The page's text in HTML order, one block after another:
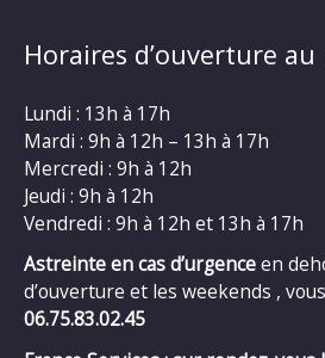
Horaires d’ouverture au
Lundi : 13h à 17h
Mardi : 9h à 12h – 13h à 17h
Mercredi : 9h à 12h
Jeudi : 9h à 12h
Vendredi : 9h à 12h et 13h à 17h
Astreinte en cas d’urgenceen
d’ouverture et les weekends ,
06.75.83.02.45